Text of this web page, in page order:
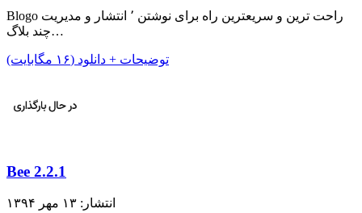
Blogo راحت ترین و سریعترین راه برای نوشتن ٬ انتشار و مدیریت
چند بلاگ…
توضیحات + دانلود (۱۶ مگابایت)
Bee 2.2.1
انتشار: ۱۳ مهر ۱۳۹۴